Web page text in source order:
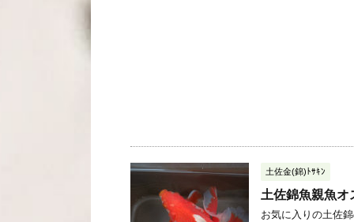
土佐金(錦)ﾄｻｷﾝ
土佐錦魚親魚オ
お気に入りの土佐